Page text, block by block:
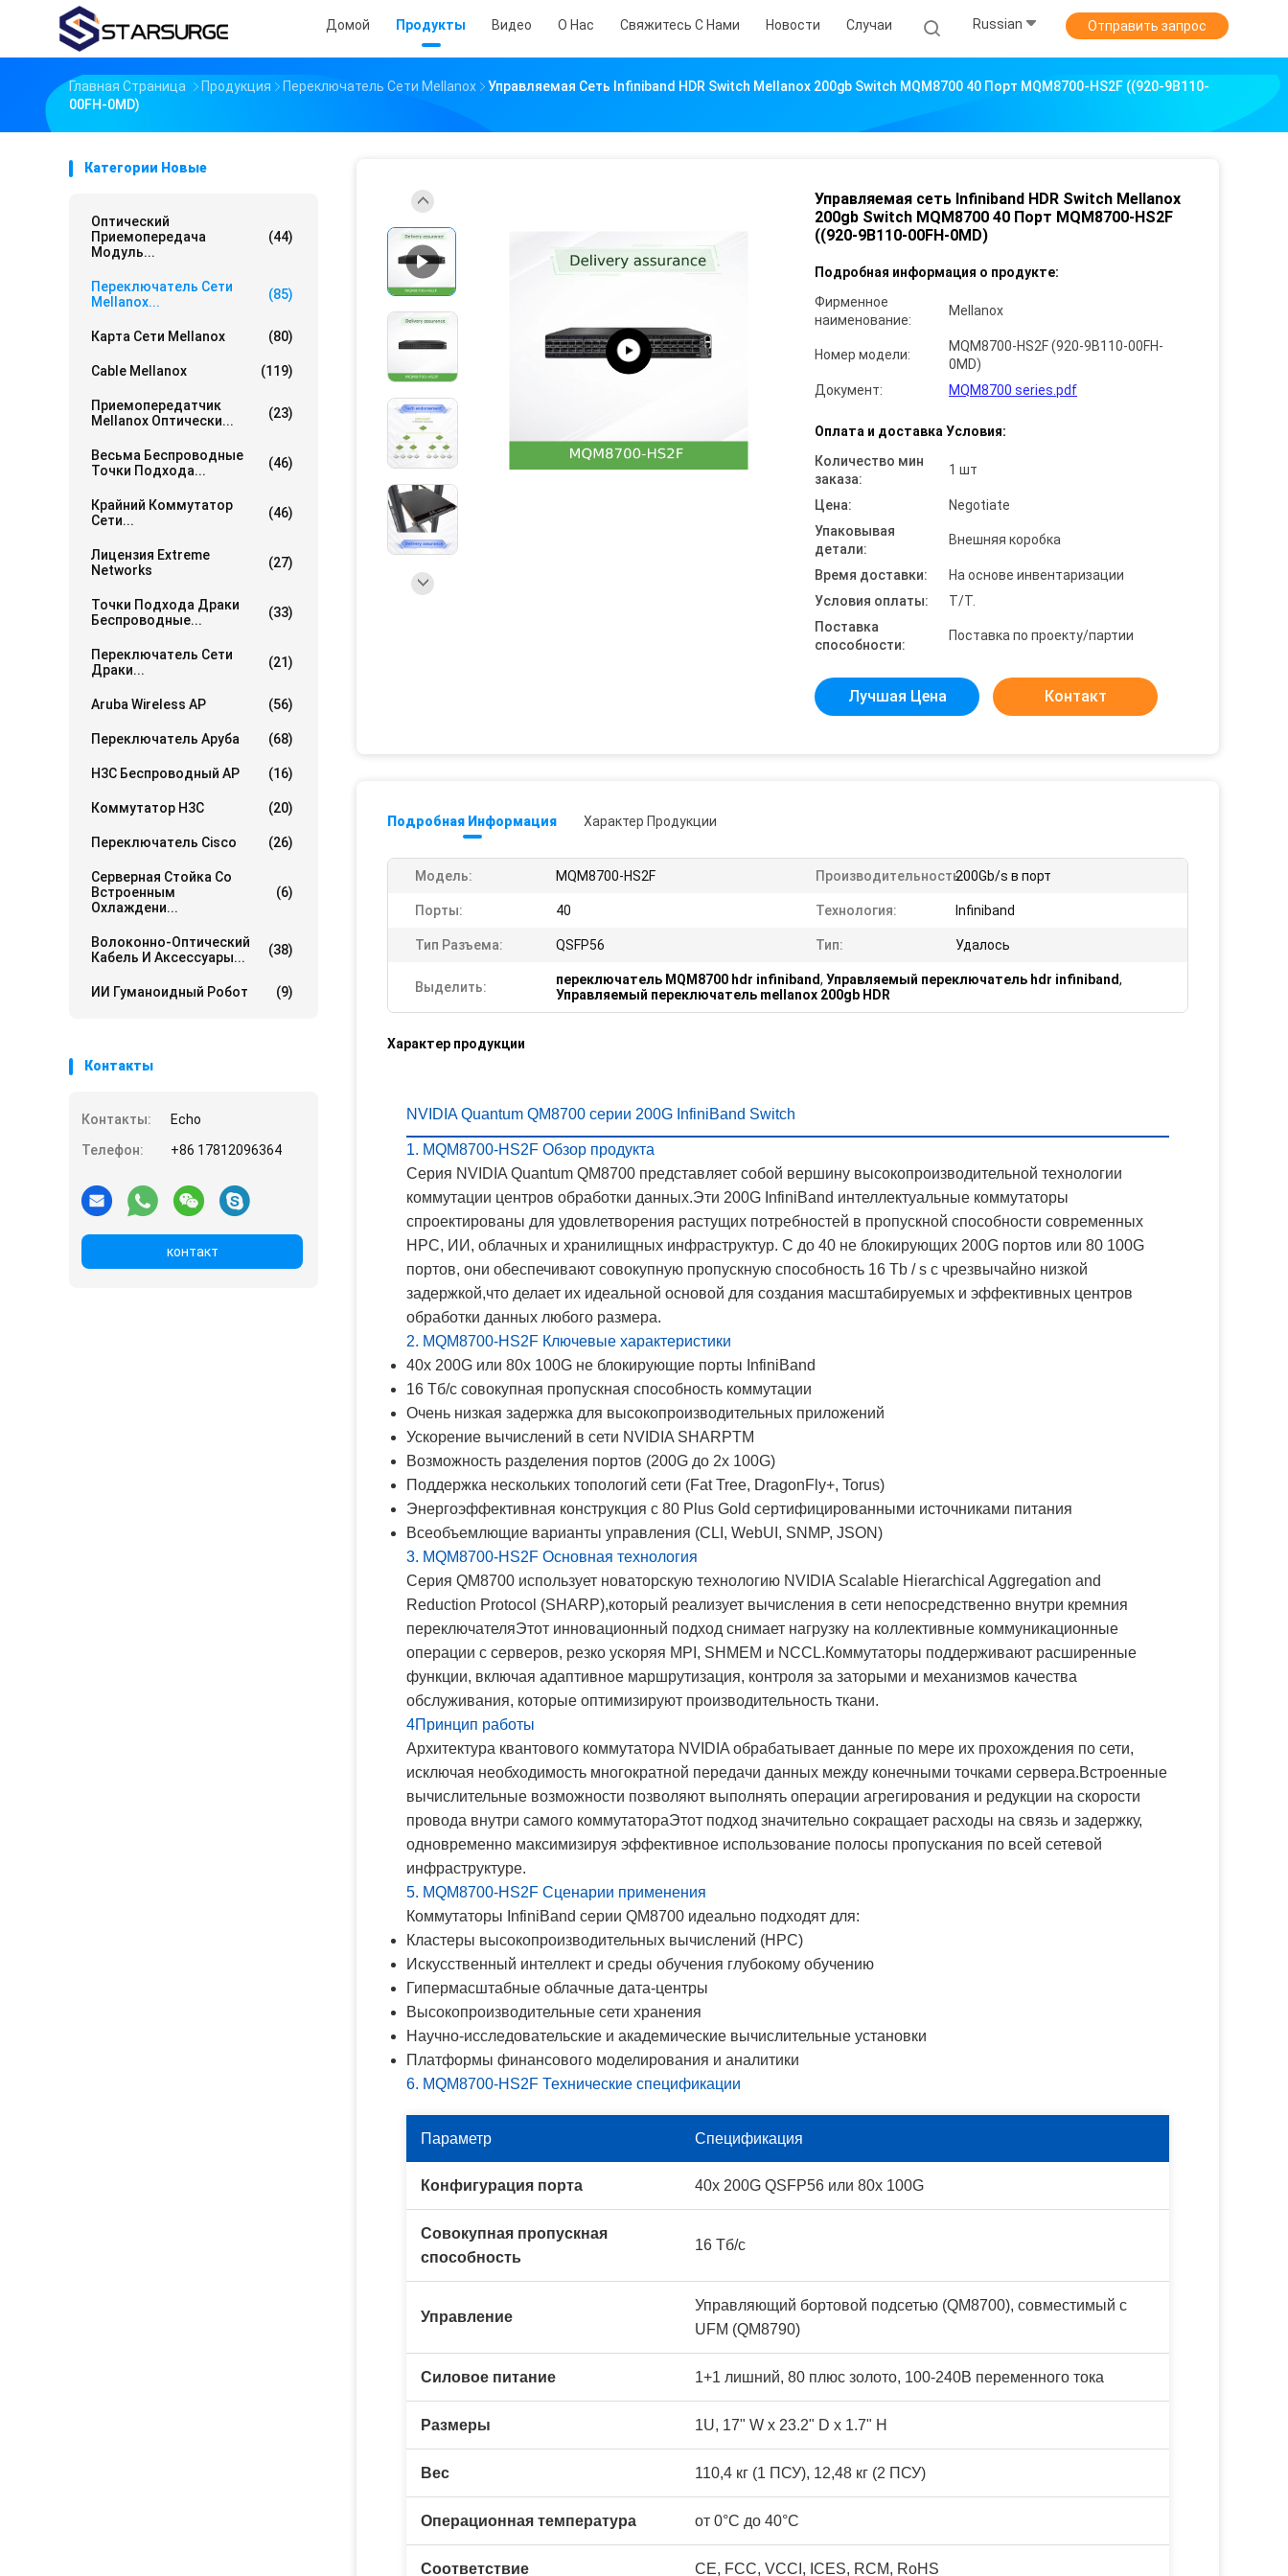
Домой Продукты Видео О Нас Свяжитесь С Нами Новости Случаи Russian Отправить запрос
Главная Страница Продукция Переключатель Сети Mellanox
Управляемая Сеть Infiniband HDR Switch Mellanox 200gb Switch MQM8700 40 Порт MQM8700-HS2F ((920-9B110-
00FH-0MD)
Категории Новые
Оптический
Приемопередача
Модуль...
(44)
Переключатель Сети
Mellanox...
(85)
Карта Сети Mellanox (80)
Cable Mellanox (119)
Приемопередатчик
Mellanox Оптически...
(23)
Весьма Беспроводные
Точки Подхода...
(46)
Крайний Коммутатор
Сети...
(46)
Лицензия Extreme
Networks
(27)
Точки Подхода Драки
Беспроводные...
(33)
Переключатель Сети
Драки...
(21)
Aruba Wireless AP (56)
Переключатель Аруба (68)
H3C Беспроводный AP (16)
Коммутатор H3C (20)
Переключатель Cisco (26)
Серверная Стойка Со
Встроенным
Охлаждени...
(6)
Волоконно-Оптический
Кабель И Аксессуары...
(38)
ИИ Гуманоидный Робот (9)
Контакты
Контакты:
Echo
Телефон:
+86 17812096364
контакт
Управляемая сеть Infiniband HDR Switch Mellanox
200gb Switch MQM8700 40 Порт MQM8700-HS2F
((920-9B110-00FH-0MD)
Подробная информация о продукте:
Фирменное
наименование:
Mellanox
Номер модели:
MQM8700-HS2F (920-9B110-00FH-
0MD)
Документ:
MQM8700 series.pdf
Оплата и доставка Условия:
Количество мин
заказа:
1 шт
Цена:
Negotiate
Упаковывая
детали:
Внешняя коробка
Время доставки:
На основе инвентаризации
Условия оплаты:
T/T.
Поставка
способности:
Поставка по проекту/партии
Лучшая Цена Контакт
Подробная Информация Характер Продукции
Модель: MQM8700-HS2F Производительность:200Gb/s в порт
Порты: 40 Технология: Infiniband
Тип Разъема: QSFP56 Тип: Удалось
Выделить: переключатель MQM8700 hdr infiniband, Управляемый переключатель hdr infiniband,
Управляемый переключатель mellanox 200gb HDR
Характер продукции
NVIDIA Quantum QM8700 серии 200G InfiniBand Switch
1. MQM8700-HS2F Обзор продукта
Серия NVIDIA Quantum QM8700 представляет собой вершину высокопроизводительной технологии
коммутации центров обработки данных.Эти 200G InfiniBand интеллектуальные коммутаторы
спроектированы для удовлетворения растущих потребностей в пропускной способности современных
HPC, ИИ, облачных и хранилищных инфраструктур. С до 40 не блокирующих 200G портов или 80 100G
портов, они обеспечивают совокупную пропускную способность 16 Tb / s с чрезвычайно низкой
задержкой,что делает их идеальной основой для создания масштабируемых и эффективных центров
обработки данных любого размера.
2. MQM8700-HS2F Ключевые характеристики
40x 200G или 80x 100G не блокирующие порты InfiniBand
16 Тб/с совокупная пропускная способность коммутации
Очень низкая задержка для высокопроизводительных приложений
Ускорение вычислений в сети NVIDIA SHARPTM
Возможность разделения портов (200G до 2x 100G)
Поддержка нескольких топологий сети (Fat Tree, DragonFly+, Torus)
Энергоэффективная конструкция с 80 Plus Gold сертифицированными источниками питания
Всеобъемлющие варианты управления (CLI, WebUI, SNMP, JSON)
3. MQM8700-HS2F Основная технология
Серия QM8700 использует новаторскую технологию NVIDIA Scalable Hierarchical Aggregation and
Reduction Protocol (SHARP),который реализует вычисления в сети непосредственно внутри кремния
переключателяЭтот инновационный подход снимает нагрузку на коллективные коммуникационные
операции с серверов, резко ускоряя MPI, SHMEM и NCCL.Коммутаторы поддерживают расширенные
функции, включая адаптивное маршрутизация, контроля за заторыми и механизмов качества
обслуживания, которые оптимизируют производительность ткани.
4Принцип работы
Архитектура квантового коммутатора NVIDIA обрабатывает данные по мере их прохождения по сети,
исключая необходимость многократной передачи данных между конечными точками сервера.Встроенные
вычислительные возможности позволяют выполнять операции агрегирования и редукции на скорости
провода внутри самого коммутатораЭтот подход значительно сокращает расходы на связь и задержку,
одновременно максимизируя эффективное использование полосы пропускания по всей сетевой
инфраструктуре.
5. MQM8700-HS2F Сценарии применения
Коммутаторы InfiniBand серии QM8700 идеально подходят для:
Кластеры высокопроизводительных вычислений (HPC)
Искусственный интеллект и среды обучения глубокому обучению
Гипермасштабные облачные дата-центры
Высокопроизводительные сети хранения
Научно-исследовательские и академические вычислительные установки
Платформы финансового моделирования и аналитики
6. MQM8700-HS2F Технические спецификации
Параметр Спецификация
Конфигурация порта 40x 200G QSFP56 или 80x 100G
Совокупная пропускная
способность
16 Тб/с
Управление
Управляющий бортовой подсетью (QM8700), совместимый с
UFM (QM8790)
Силовое питание 1+1 лишний, 80 плюс золото, 100-240В переменного тока
Размеры 1U, 17" W x 23.2" D x 1.7" H
Вес 110,4 кг (1 ПСУ), 12,48 кг (2 ПСУ)
Операционная температура от 0°C до 40°C
Соответствие CE, FCC, VCCI, ICES, RCM, RoHS